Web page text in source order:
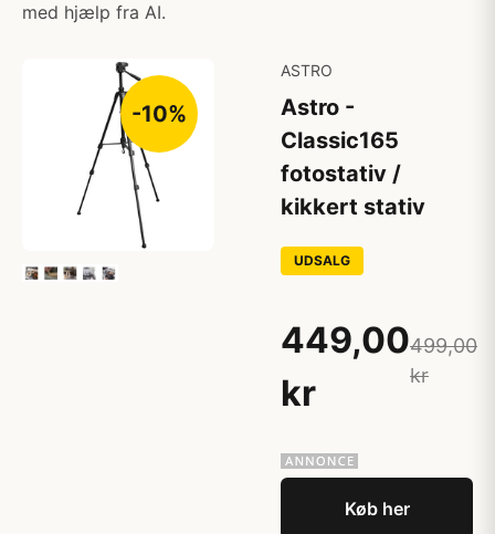
med hjælp fra AI.
-10%
ASTRO
Astro -
Classic165
fotostativ /
kikkert stativ
UDSALG
449,00
kr
499,00
kr
Køb her